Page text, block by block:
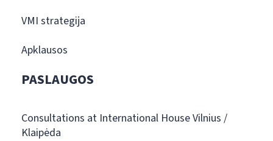
VMI strategija
Apklausos
PASLAUGOS
Consultations at International House Vilnius /
Klaipėda